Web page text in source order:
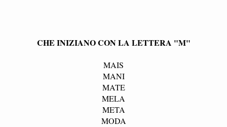
CHE INIZIANO CON LA LETTERA "M"
MAIS
MANI
MATE
MELA
META
MODA